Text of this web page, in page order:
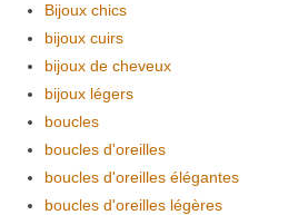
Bijoux chics
bijoux cuirs
bijoux de cheveux
bijoux légers
boucles
boucles d'oreilles
boucles d'oreilles élégantes
boucles d'oreilles légères